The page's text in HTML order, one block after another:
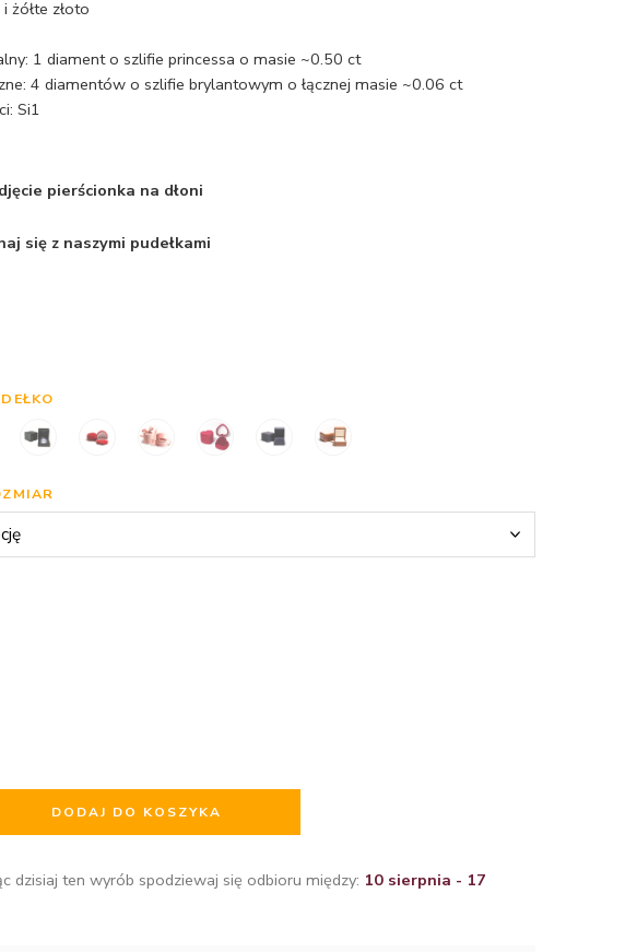
żółte złoto
1 diament o szlifie princessa o masie ~0.50 ct
4 diamentów o szlifie brylantowym o łącznej masie ~0.06 ct
Si1
pierścionka na dłoni
się z naszymi pudełkami
DODAJ DO KOSZYKA
dzisiaj ten wyrób spodziewaj się odbioru między: 10 sierpnia - 17